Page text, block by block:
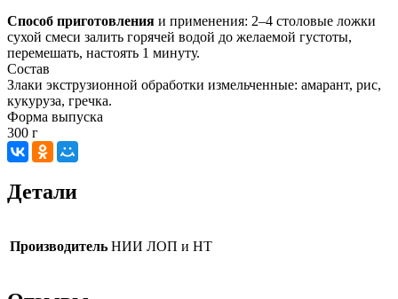
Способ приготовления и применения: 2–4 столовые ложки
сухой смеси залить горячей водой до желаемой густоты,
перемешать, настоять 1 минуту.
Состав
Злаки экструзионной обработки измельченные: амарант, рис,
кукуруза, гречка.
Форма выпуска
300 г
Детали
Производитель НИИ ЛОП и НТ